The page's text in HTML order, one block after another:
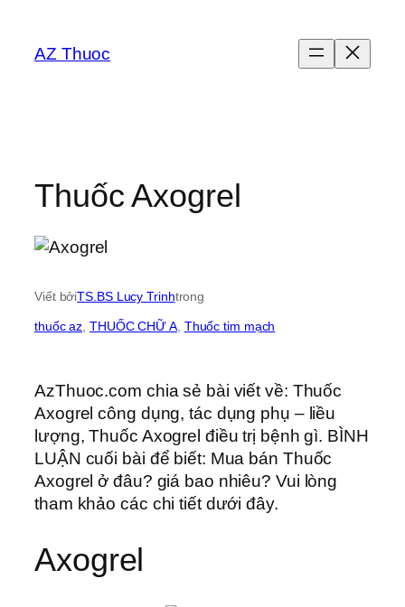
phầnAZ Thuoc
Thuốc Axogrel
Viết bởiTS.BS Lucy Trinhtrong
thuốc az , THUỐC CHỮ A, Thuốc tim mạch
AzThuoc.com chia sẻ bài viết về: Thuốc
Axogrel công dụng, tác dụng phụ – liều
lượng, Thuốc Axogrel điều trị bệnh gì. BÌNH
LUẬN cuối bài để biết: Mua bán Thuốc
Axogrel ở đâu? giá bao nhiêu? Vui lòng
tham khảo các chi tiết dưới đây.
Axogrel